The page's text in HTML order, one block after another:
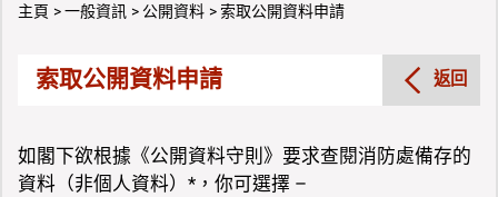
主頁 一般資訊 公開資料 索取公開資料申請
索取公開資料申請 返回
如閣下欲根據《公開資料守則》要求查閱消防處備存的
資料（非個人資料）*，你可選擇 –